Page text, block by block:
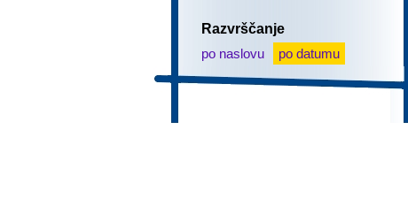
Razvrščanje
po naslovu
po datumu